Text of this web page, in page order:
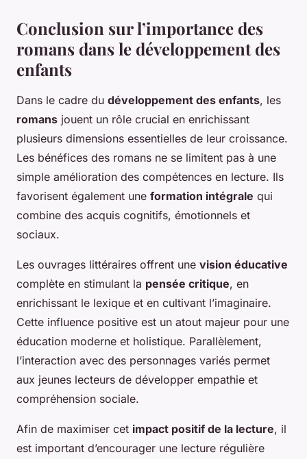
Conclusion sur l’importance des
romans dans le développement des
enfants
Dans le cadre du développement des enfants, les
romans jouent un rôle crucial en enrichissant
plusieurs dimensions essentielles de leur croissance.
Les bénéfices des romans ne se limitent pas à une
simple amélioration des compétences en lecture. Ils
favorisent également une formation intégrale qui
combine des acquis cognitifs, émotionnels et
sociaux.
Les ouvrages littéraires offrent une vision éducative
complète en stimulant la pensée critique, en
enrichissant le lexique et en cultivant l’imaginaire.
Cette influence positive est un atout majeur pour une
éducation moderne et holistique. Parallèlement,
l’interaction avec des personnages variés permet
aux jeunes lecteurs de développer empathie et
compréhension sociale.
Afin de maximiser cet impact positif de la lecture, il
est important d’encourager une lecture régulière